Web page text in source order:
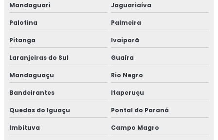
Mandaguari Jaguariaíva
Palotina Palmeira
Pitanga Ivaiporã
Laranjeiras do Sul Guaíra
Mandaguaçu Rio Negro
Bandeirantes Itaperuçu
Quedas do Iguaçu Pontal do Paraná
Imbituva Campo Magro